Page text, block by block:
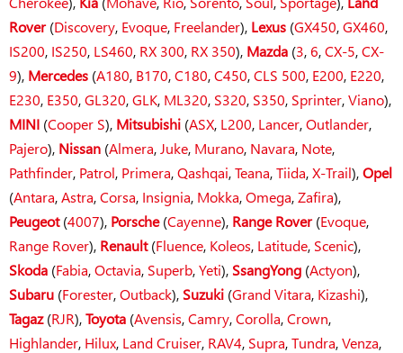
Rover(Discovery, Evoque, Freelander), Lexus (GX450,GX460,
IS200, IS250, LS460, RX 300, RX 350), Mazda (3, 6,CX-5,CX-
9), Mercedes (A180, B170,C180,C450,CLS 500, E200, E220,
E230, E350,GL320,GLK, ML320, S320, S350, Sprinter,Viano),
MINI (Cooper S), Mitsubishi (ASX, L200, Lancer,Outlander,
Pajero), Nissan (Almera, Juke, Murano, Navara, Note,
Pathfinder, Patrol, Primera,Qashqai,Teana,Tiida,X-Trail),Opel
(Antara,Astra,Corsa, Insignia, Mokka,Omega,Zafira),
Peugeot(4007), Porsche(Cayenne), Range Rover(Evoque,
Range Rover), Renault(Fluence, Koleos, Latitude, Scenic),
Skoda (Fabia,Octavia, Superb,Yeti), SsangYong (Actyon),
Subaru (Forester,Outback), Suzuki (Grand Vitara, Kizashi),
Tagaz(RJR),Toyota (Avensis,Camry,Corolla,Crown,
Highlander, Hilux, Land Cruiser, RAV4, Supra,Tundra,Venza,